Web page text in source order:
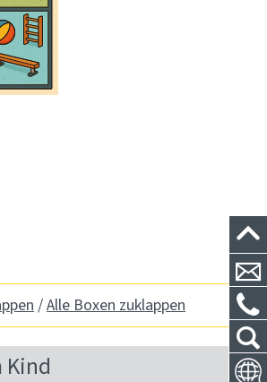
/Alle Boxen zuklappen
Kind